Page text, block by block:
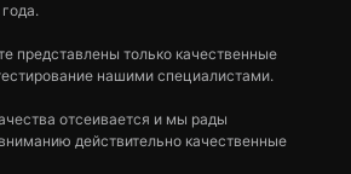
представлены только качественные
нашими специалистами.
отсеивается и мы рады
действительно качественные